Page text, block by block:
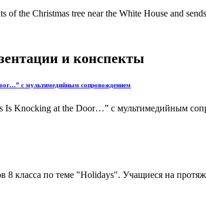
the Christmas tree near the White House and
и конспекты
с мультимедийным сопровождением
Is Knocking at the Door…” с мультимедийным
8 класса по теме "Holidays". Учащиеся на